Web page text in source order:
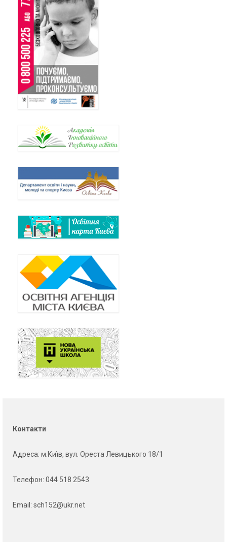
Контакти
Адреса: м.Київ, вул. Ореста Левицького 18/1
Телефон: 044 518 2543
Email: sch152@ukr.net